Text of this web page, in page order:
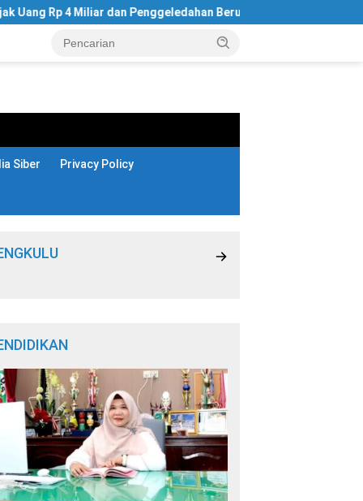
Rp 4 Miliar dan Penggeledahan Beruntun KPK di Bengkulu
Siber Privacy Policy